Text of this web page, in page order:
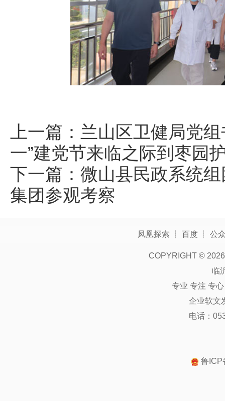
上一篇： 兰山区卫健局党
一”建党节来临之际到枣园
下一篇： 微山县民政系统
集团参观考察
凤凰探索 ┊ 百度 ┊ 公
COPYRIGHT ©
临
专业 专注 专
企业软文
电话：
鲁ICP